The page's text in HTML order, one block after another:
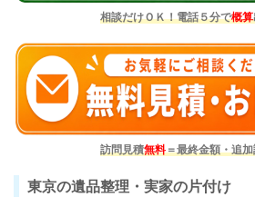
相談だけＯＫ！電話５分で概算
訪問見積無料＝最終金額・追
東京の遺品整理・実家の片付け